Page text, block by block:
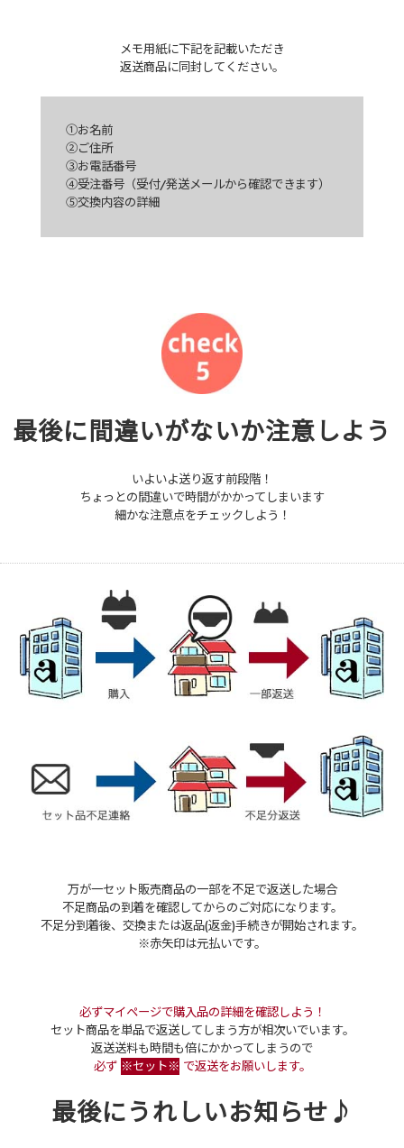
メモ用紙に下記を記載いただき
返送商品に同封してください。
①お名前
②ご住所
③お電話番号
④受注番号（受付/発送メールから確認できます）
⑤交換内容の詳細
最後に間違いがないか注意しよう
いよいよ送り返す前段階！
ちょっとの間違いで時間がかかってしまいます
細かな注意点をチェックしよう！
万が一セット販売商品の一部を不足で返送した場合
不足商品の到着を確認してからのご対応になります。
不足分到着後、交換または返品(返金)手続きが開始されます。
※赤矢印は元払いです。
必ずマイページで購入品の詳細を確認しよう！
セット商品を単品で返送してしまう方が相次いでいます。
返送送料も時間も倍にかかってしまうので
必ず ※セット※ で返送をお願いします。
最後にうれしいお知らせ♪